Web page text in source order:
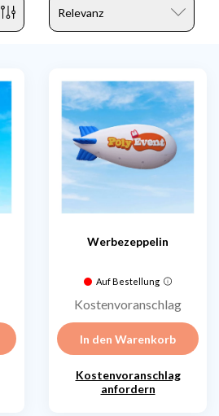
Werbezeppelin
Auf Bestellung
Kostenvoranschlag
In den Warenkorb
Kostenvoranschlag
anfordern